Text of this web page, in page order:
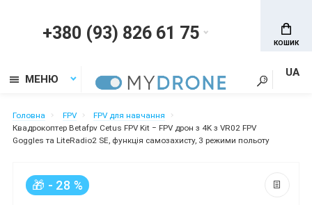
+380 (93) 826 61 75 КОШИК
МЕНЮ
UA
Головна FPV
FPV для навчання
Квадрокоптер Betafpv Cetus FPV Kit − FPV дрон з 4K з VR02 FPV
Goggles та LiteRadio2 SE, функція самозахисту, 3 режими польоту
🎁 - 28 %